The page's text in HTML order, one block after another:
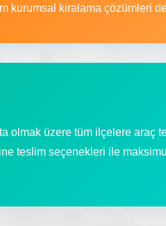
kurumsal kiralama çözümleri
olmak üzere tüm ilçelere araç
teslim seçenekleri ile